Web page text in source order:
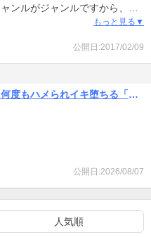
ラトップです。
（ストーリーに身長が既
るのは出版側の意図が感じら
ぐらいの女性の身長です。
人は気をつけましょう。
ンルがジャンルですから、H
、きちんとストーリーがあっ
のジャンルでは逆に異色かも
、このジャンルだから、描け
もっと見る▼
公開日:2017/02/09
泥酔女上司は絶倫部下に何度もハメられイキ堕ちる「仕事中なのに…気持ち良すぎて…」
公開日:2026/08/07
人気順